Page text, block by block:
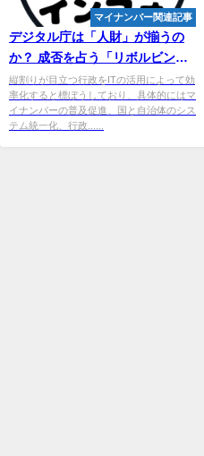
マイナンバー関連記事
デジタル庁は「人財」が揃うの
か？ 成否を占う「リボルビング
ドア」の仕組み構築
縦割りが目立つ行政をITの活用によって効
率化すると標ぼうしており、具体的にはマ
イナンバーの普及促進、国と自治体のシス
テム統一化、行政......